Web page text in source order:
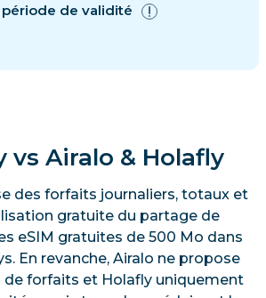
période de validité
vs Airalo & Holafly
des forfaits journaliers, totaux et
gratuite du partage de
eSIM gratuites de 500 Mo dans
En revanche, Airalo ne propose
de forfaits et Holafly uniquement